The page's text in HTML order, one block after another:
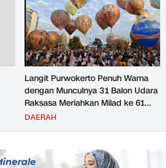
Langit Purwokerto Penuh Warna
dengan Munculnya 31 Balon Udara
Raksasa Meriahkan Milad ke 61
UMP Sedot Ribuan Warga
DAERAH